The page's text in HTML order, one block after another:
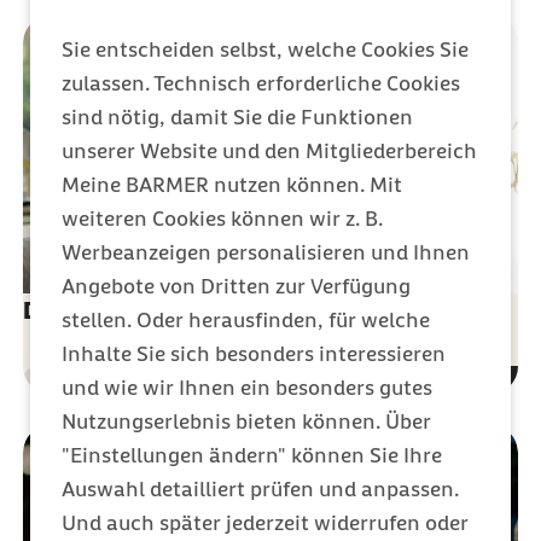
Sie entscheiden selbst, welche Cookies Sie
zulassen. Technisch erforderliche Cookies
sind nötig, damit Sie die Funktionen
unserer Website und den Mitgliederbereich
Meine BARMER nutzen können. Mit
weiteren Cookies können wir z. B.
Werbeanzeigen personalisieren und Ihnen
Angebote von Dritten zur Verfügung
stellen. Oder herausfinden, für welche
Inhalte Sie sich besonders interessieren
und wie wir Ihnen ein besonders gutes
Nutzungserlebnis bieten können. Über
"Einstellungen ändern" können Sie Ihre
Auswahl detailliert prüfen und anpassen.
Und auch später jederzeit widerrufen oder
Diese Wirkung kann Musik auf uns haben
Kategorie
Gesundheit